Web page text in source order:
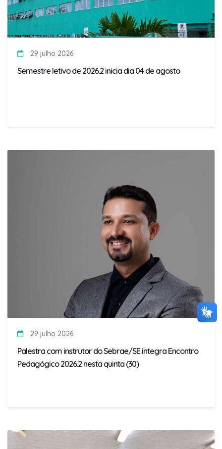
29 julho 2026
Semestre letivo de 2026.2 inicia dia 04 de agosto
29 julho 2026
Palestra com instrutor do Sebrae/SE integra Encontro
Pedagógico 2026.2 nesta quinta (30)